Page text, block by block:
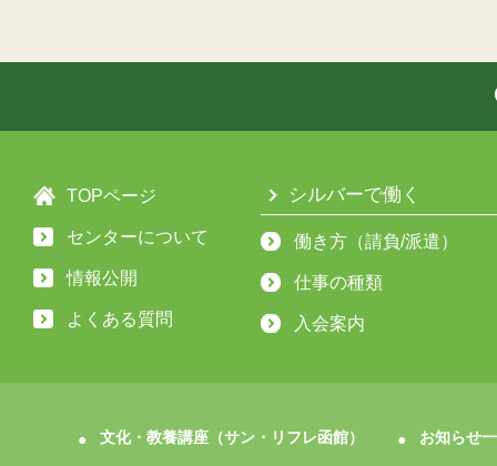
TOPページ
センターについて
情報公開
よくある質問
シルバーで働く
働き方（請負/派遣）
仕事の種類
入会案内
文化・教養講座（サン・リフレ函館） お知らせ